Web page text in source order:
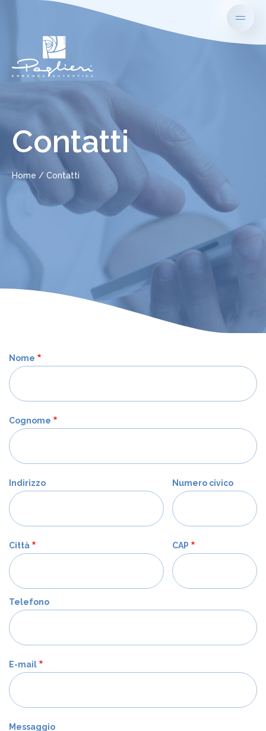
Contatti
Home Contatti
Nome
Cognome
Indirizzo Numero civico
Città CAP
Telefono
E-mail
Messaggio